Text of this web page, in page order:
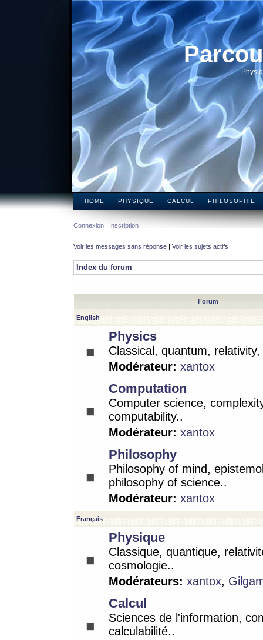
HOME PHYSIQUE CALCUL PHILOSOPHIE
Connexion Inscription
Voir les messages sans réponse | Voir les sujets actifs
Index du forum
Forum
English
Physics
Classical, quantum,
Modérateur: xantox
Computation
Computer science,
computability..
Modérateur: xantox
Philosophy
Philosophy of mind,
philosophy of science..
Modérateur: xantox
Français
Physique
Classique, quantique,
cosmologie..
Modérateurs: xantox,
Calcul
Sciences de l'information,
calculabilité..